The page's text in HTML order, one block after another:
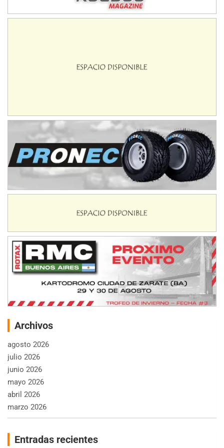
Archivos
agosto 2026
julio 2026
junio 2026
mayo 2026
abril 2026
marzo 2026
Entradas recientes